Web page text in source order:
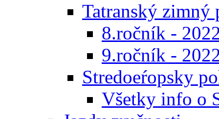
Tatranský zimný
8.ročník -
9.ročník -
Stredoeŕopsky
Všetky info o